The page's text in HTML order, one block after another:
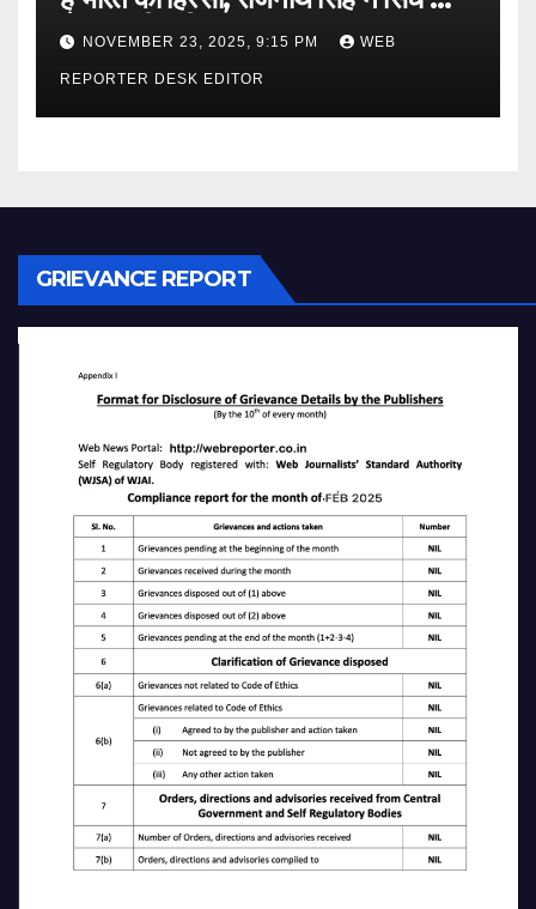
लेकर कही बड़ी बात…
NOVEMBER 23, 2025, 9:15 PM WEB
REPORTER DESK EDITOR
GRIEVANCE REPORT